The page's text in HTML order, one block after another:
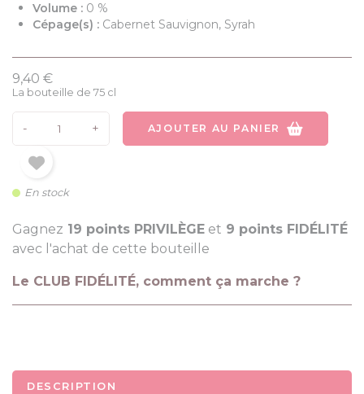
Volume : 0 %
Cépage(s) : Cabernet Sauvignon, Syrah
9,40 €
La bouteille de 75 cl
- + AJOUTER AU PANIER
En stock
Gagnez 19 points PRIVILÈGE et 9 points FIDÉLITÉ
avec l'achat de cette bouteille
Le CLUB FIDÉLITÉ, comment ça marche ?
DESCRIPTION